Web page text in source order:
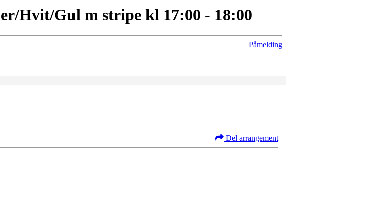
Hvit/Gul m stripe kl 17:00 - 18:00
Påmelding
Del arrangement